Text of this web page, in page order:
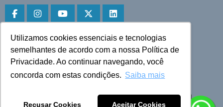
Utilizamos cookies essenciais e tecnologias
semelhantes de acordo com a nossa Política de
Privacidade. Ao continuar navegando, você
concorda com estas condições. Saiba mais
Recusar Cookies Aceitar Cookies
Faça download do aplicativo
Play Store e App Store
Todos os direitos reservados © 2025 Cruzeiro do Sul